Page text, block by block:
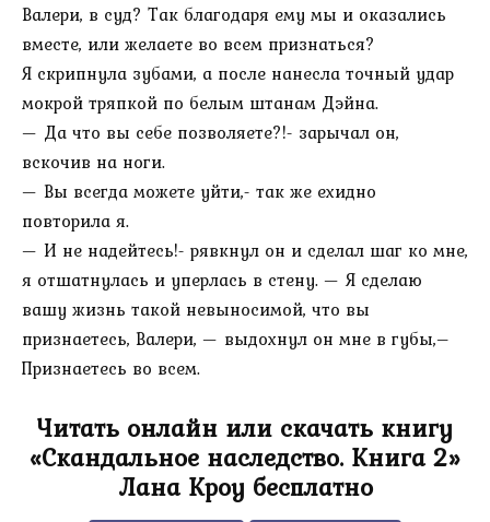
Валери, в суд? Так благодаря ему мы и оказались
вместе, или желаете во всем признаться?
Я скрипнула зубами, а после нанесла точный удар
мокрой тряпкой по белым штанам Дэйна.
— Да что вы себе позволяете?!- зарычал он,
вскочив на ноги.
— Вы всегда можете уйти,- так же ехидно
повторила я.
— И не надейтесь!- рявкнул он и сделал шаг ко мне,
я отшатнулась и уперлась в стену. — Я сделаю
вашу жизнь такой невыносимой, что вы
признаетесь, Валери, — выдохнул он мне в губы,–
Признаетесь во всем.
Читать онлайн или скачать книгу
«Скандальное наследство. Книга 2»
Лана Кроу бесплатно